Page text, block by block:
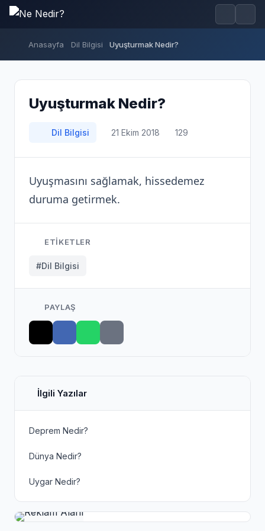
Anasayfa Dil Bilgisi Uyuşturmak Nedir?
Uyuşturmak Nedir?
Dil Bilgisi 21 Ekim 2018 129
Uyuşmasını sağlamak, hissedemez
duruma getirmek.
ETIKETLER
#Dil Bilgisi
PAYLAŞ
İlgili Yazılar
Deprem Nedir?
Dünya Nedir?
Uygar Nedir?